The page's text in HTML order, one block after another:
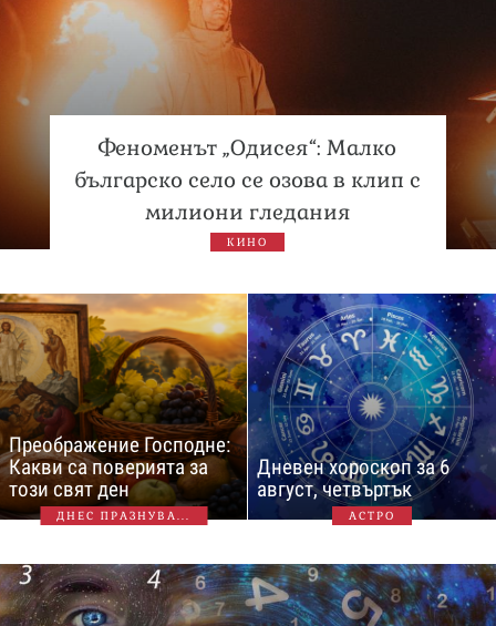
Феноменът „Одисея“: Малко
българско село се озова в клип с
милиони гледания
КИНО
Преображение Господне:
Какви са поверията за
този свят ден
ДНЕС ПРАЗНУВА...
Дневен хороскоп за 6
август, четвъртък
АСТРО